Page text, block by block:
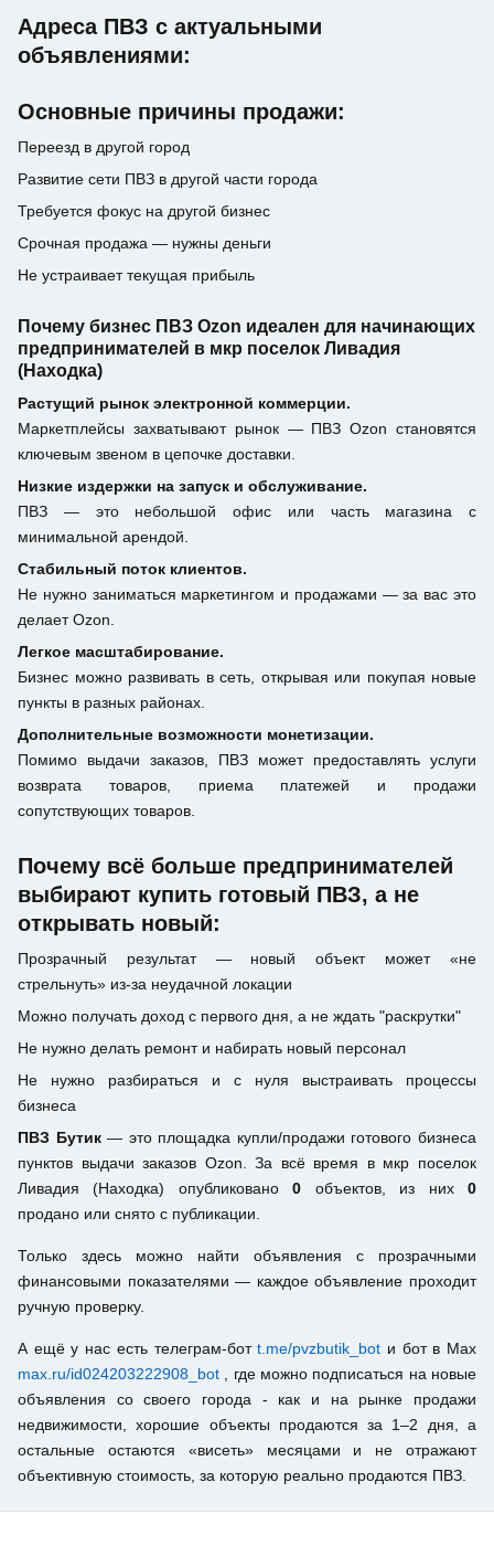
Адреса ПВЗ с актуальными
объявлениями:
Основные причины продажи:
Переезд в другой город
Развитие сети ПВЗ в другой части города
Требуется фокус на другой бизнес
Срочная продажа — нужны деньги
Не устраивает текущая прибыль
Почему бизнес ПВЗ Ozon идеален для начинающих
предпринимателей в мкр поселок Ливадия
(Находка)
Растущий рынок электронной коммерции.
Маркетплейсы захватывают рынок — ПВЗ Ozon становятся
ключевым звеном в цепочке доставки.
Низкие издержки на запуск и обслуживание.
ПВЗ — это небольшой офис или часть магазина с
минимальной арендой.
Стабильный поток клиентов.
Не нужно заниматься маркетингом и продажами — за вас это
делает Ozon.
Легкое масштабирование.
Бизнес можно развивать в сеть, открывая или покупая новые
пункты в разных районах.
Дополнительные возможности монетизации.
Помимо выдачи заказов, ПВЗ может предоставлять услуги
возврата товаров, приема платежей и продажи
сопутствующих товаров.
Почему всё больше предпринимателей
выбирают купить готовый ПВЗ, а не
открывать новый:
Прозрачный результат — новый объект может «не
стрельнуть» из-за неудачной локации
Можно получать доход с первого дня, а не ждать "раскрутки"
Не нужно делать ремонт и набирать новый персонал
Не нужно разбираться и с нуля выстраивать процессы
бизнеса
ПВЗ Бутик— это площадка купли/продажи готового бизнеса
пунктов выдачи заказов Ozon. За всё время в мкр поселок
Ливадия (Находка) опубликовано0 объектов, из них0
продано или снято с публикации.
Только здесь можно найти объявления с прозрачными
финансовыми показателями — каждое объявление проходит
ручную проверку.
А ещё у нас есть телеграм-ботt.me/pvzbutik_bot и бот в Max
max.ru/id024203222908_bot
, где можно подписаться на новые
объявления со своего города - как и на рынке продажи
недвижимости, хорошие объекты продаются за 1–2 дня, а
остальные остаются «висеть» месяцами и не отражают
объективную стоимость, за которую реально продаются ПВЗ.